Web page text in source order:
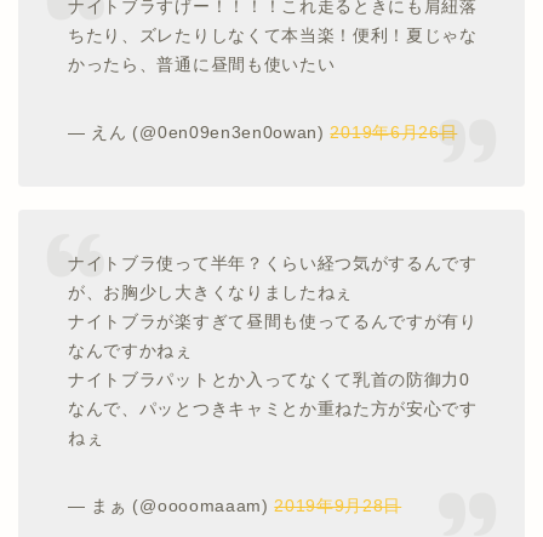
ナイトブラすげー！！！！これ走るときにも肩紐落
ちたり、ズレたりしなくて本当楽！便利！夏じゃな
かったら、普通に昼間も使いたい
— えん (@0en09en3en0owan)2019年6月26日
ナイトブラ使って半年？くらい経つ気がするんです
が、お胸少し大きくなりましたねぇ
ナイトブラが楽すぎて昼間も使ってるんですが有り
なんですかねぇ
ナイトブラパットとか入ってなくて乳首の防御力0
なんで、パッとつきキャミとか重ねた方が安心です
ねぇ
— まぁ (@oooomaaam)2019年9月28日